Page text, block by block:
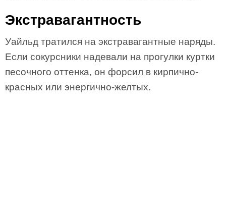
Экстравагантность
Уайльд тратился на экстравагантные наряды.
Если сокурсники надевали на прогулки куртки
песочного оттенка, он форсил в кирпично-
красных или энергично-желтых.